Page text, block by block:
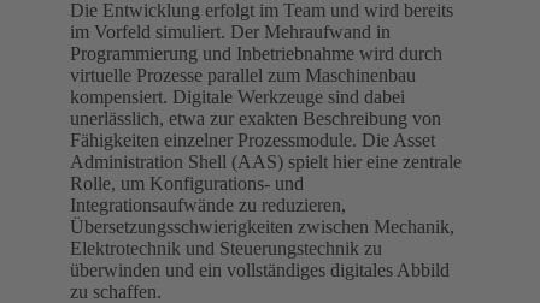
Die Entwicklung erfolgt im Team und wird bereits
im Vorfeld simuliert. Der Mehraufwand in
Programmierung und Inbetriebnahme wird durch
virtuelle Prozesse parallel zum Maschinenbau
kompensiert. Digitale Werkzeuge sind dabei
unerlässlich, etwa zur exakten Beschreibung von
Fähigkeiten einzelner Prozessmodule. Die Asset
Administration Shell (AAS) spielt hier eine zentrale
Rolle, um Konfigurations- und
Integrationsaufwände zu reduzieren,
Übersetzungsschwierigkeiten zwischen Mechanik,
Elektrotechnik und Steuerungstechnik zu
überwinden und ein vollständiges digitales Abbild
zu schaffen.